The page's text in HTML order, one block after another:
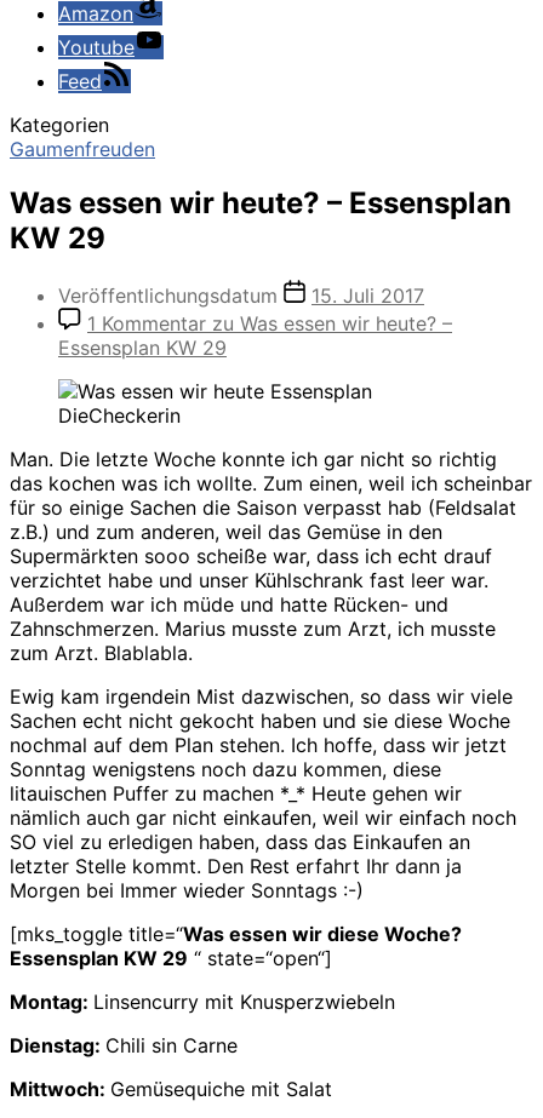
Amazon
Youtube
Feed
Kategorien
Gaumenfreuden
Was essen wir heute? – Essensplan
KW 29
Veröffentlichungsdatum
15. Juli 2017
1 Kommentar zu Was essen wir heute? –
Essensplan KW 29
Man. Die letzte Woche konnte ich gar nicht so richtig
das kochen was ich wollte. Zum einen, weil ich scheinbar
für so einige Sachen die Saison verpasst hab (Feldsalat
z.B.) und zum anderen, weil das Gemüse in den
Supermärkten sooo scheiße war, dass ich echt drauf
verzichtet habe und unser Kühlschrank fast leer war.
Außerdem war ich müde und hatte Rücken- und
Zahnschmerzen. Marius musste zum Arzt, ich musste
zum Arzt. Blablabla.
Ewig kam irgendein Mist dazwischen, so dass wir viele
Sachen echt nicht gekocht haben und sie diese Woche
nochmal auf dem Plan stehen. Ich hoffe, dass wir jetzt
Sonntag wenigstens noch dazu kommen, diese
litauischen Puffer zu machen *_* Heute gehen wir
nämlich auch gar nicht einkaufen, weil wir einfach noch
SO viel zu erledigen haben, dass das Einkaufen an
letzter Stelle kommt. Den Rest erfahrt Ihr dann ja
Morgen bei Immer wieder Sonntags :-)
[mks_toggle title=“Was essen wir diese Woche?
Essensplan KW 29 “ state=“open“]
Montag: Linsencurry mit Knusperzwiebeln
Dienstag: Chili sin Carne
Mittwoch: Gemüsequiche mit Salat